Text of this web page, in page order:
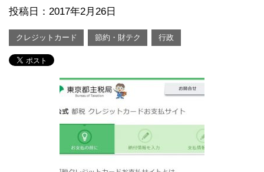
投稿日： 2017年2月26日
クレジットカード 節約・財テク 行政